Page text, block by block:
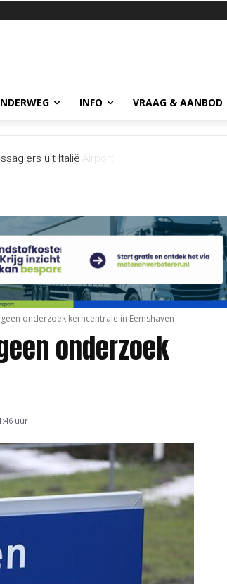
INFO VRAAG & AANBOD
Sydney Airport
onderzoek kerncentrale in Eemshaven
onderzoek
uur